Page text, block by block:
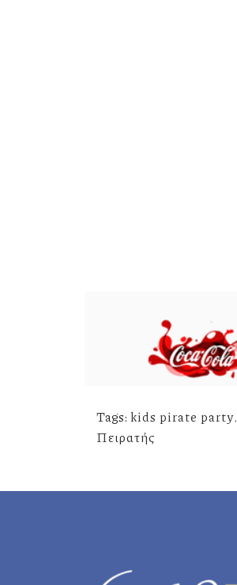
Tags: kids pirate party,
Πειρατής